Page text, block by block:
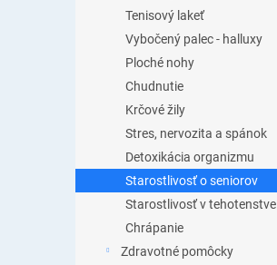
Tenisový lakeť
Vybočený palec - halluxy
Ploché nohy
Chudnutie
Krčové žily
Stres, nervozita a spánok
Detoxikácia organizmu
Starostlivosť o seniorov
Starostlivosť v tehotenstve
Chrápanie
Zdravotné pomôcky